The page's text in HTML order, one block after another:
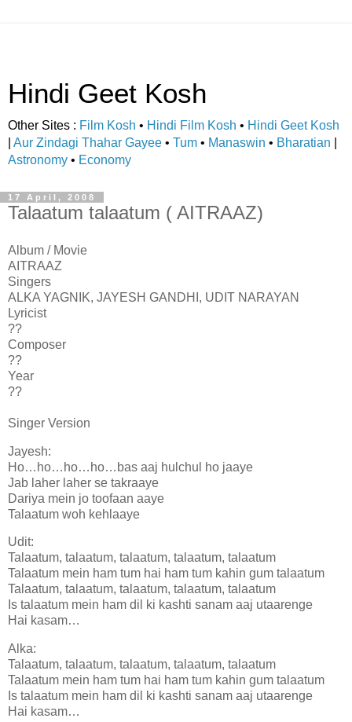
Hindi Geet Kosh
Other Sites : Film Kosh • Hindi Film Kosh • Hindi Geet Kosh
Aur Zindagi Thahar Gayee • Tum • Manaswin • Bharatian
Astronomy • Economy
17 April, 2008
Talaatum talaatum ( AITRAAZ)
Album / Movie
AITRAAZ
Singers
ALKA YAGNIK, JAYESH GANDHI, UDIT NARAYAN
Lyricist
??
Composer
??
Year
??
Singer Version
Jayesh:
Ho…ho…ho…ho…bas aaj hulchul ho jaaye
Jab laher laher se takraaye
Dariya mein jo toofaan aaye
Talaatum woh kehlaaye
Udit:
Talaatum, talaatum, talaatum, talaatum, talaatum
Talaatum mein ham tum hai ham tum kahin gum talaatum
Talaatum, talaatum, talaatum, talaatum, talaatum
Is talaatum mein ham dil ki kashti sanam aaj utaarenge
Hai kasam…
Alka:
Talaatum, talaatum, talaatum, talaatum, talaatum
Talaatum mein ham tum hai ham tum kahin gum talaatum
Is talaatum mein ham dil ki kashti sanam aaj utaarenge
Hai kasam…